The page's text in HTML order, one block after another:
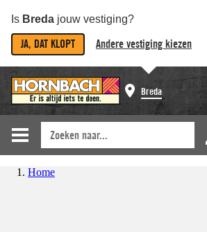
Is Breda jouw vestiging?
JA, DAT KLOPT Andere vestiging kiezen
Breda
Home